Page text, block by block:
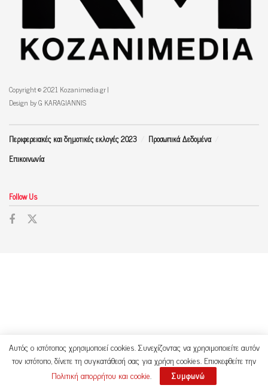
Copyright © 2021 Kozanimedia.gr |
Design by G KARAGIANNIS
Περιφερειακές και δημοτικές εκλογές 2023
Προσωπικά Δεδομένα
Επικοινωνία
Follow Us
Αυτός ο ιστότοπος χρησιμοποιεί cookies. Συνεχίζοντας να χρησιμοποιείτε αυτόν
τον ιστότοπο, δίνετε τη συγκατάθεσή σας για χρήση cookies. Επισκεφθείτε την
Πολιτική απορρήτου και cookie. Συμφωνώ